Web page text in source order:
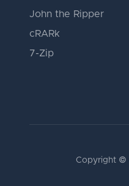
John the Ripper
cRARk
7-Zip
Copyright ©